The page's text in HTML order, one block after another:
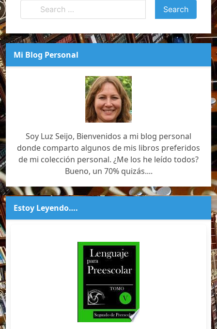
Mi Blog Personal
Soy Luz Seijo, Bienvenidos a mi blog personal
donde comparto algunos de mis libros preferidos
de mi colección personal. ¿Me los he leído todos?
Bueno, un 70% quizás....
Estoy Leyendo….